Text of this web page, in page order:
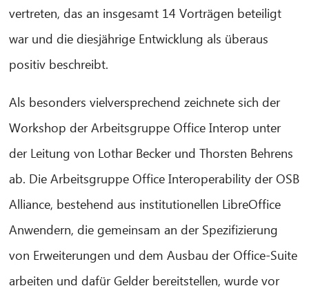
vertreten, das an insgesamt 14 Vorträgen beteiligt
war und die diesjährige Entwicklung als überaus
positiv beschreibt.
Als besonders vielversprechend zeichnete sich der
Workshop der Arbeitsgruppe Office Interop unter
der Leitung von Lothar Becker und Thorsten Behrens
ab. Die Arbeitsgruppe Office Interoperability der OSB
Alliance, bestehend aus institutionellen LibreOffice
Anwendern, die gemeinsam an der Spezifizierung
von Erweiterungen und dem Ausbau der Office-Suite
arbeiten und dafür Gelder bereitstellen, wurde vor